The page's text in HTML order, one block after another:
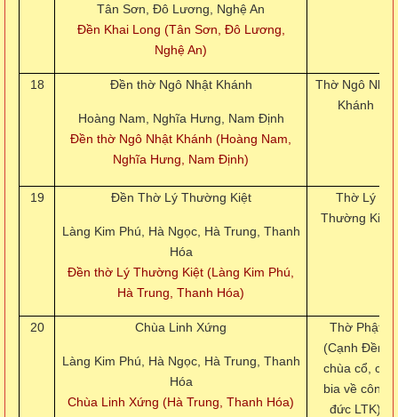
Tân Sơn, Đô Lương, Nghệ An
Đền Khai Long (Tân Sơn, Đô Lương,
Nghệ An)
18 Đền thờ Ngô Nhật Khánh
Hoàng Nam, Nghĩa Hưng, Nam Định
Đền thờ Ngô Nhật Khánh (Hoàng Nam,
Nghĩa Hưng, Nam Định)
Thờ Ngô Nhật
Khánh
19 Đền Thờ Lý Thường Kiệt
Làng Kim Phú, Hà Ngọc, Hà Trung, Thanh
Hóa
Đền thờ Lý Thường Kiệt (Làng Kim Phú,
Hà Trung, Thanh Hóa)
Thờ Lý
Thường Kiệt
20 Chùa Linh Xứng
Làng Kim Phú, Hà Ngọc, Hà Trung, Thanh
Hóa
Chùa Linh Xứng (Hà Trung, Thanh Hóa)
Thờ Phật
(Cạnh Đền,
chùa cổ, có
bia về công
đức LTK)